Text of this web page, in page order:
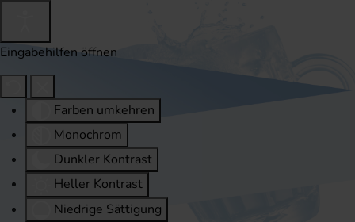
Eingabehilfen öffnen
Farben umkehren
Monochrom
Dunkler Kontrast
Heller Kontrast
Niedrige Sättigung